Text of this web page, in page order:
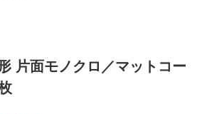
片面モノクロ／マットコー